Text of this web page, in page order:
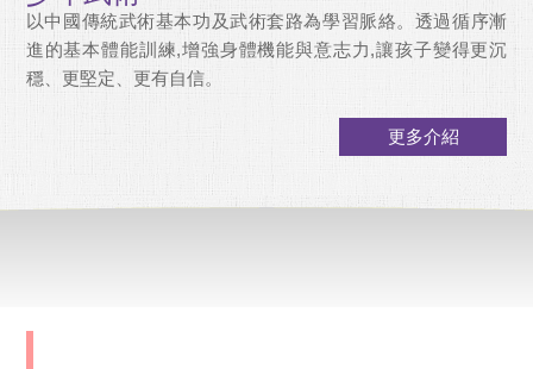
以中國傳統武術基本功及武術套路為學習脈絡。透過循序漸
進的基本體能訓練,增強身體機能與意志力,讓孩子變得更沉
穩、更堅定、更有自信。
更多介紹